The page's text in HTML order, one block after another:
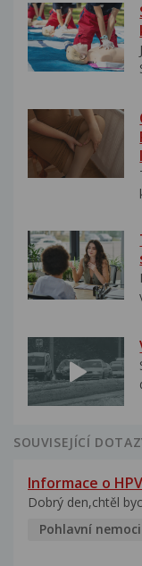
SOUVISEJÍCÍ
Informace o
Dobrý den,chtěl
Pohlavní nemoci